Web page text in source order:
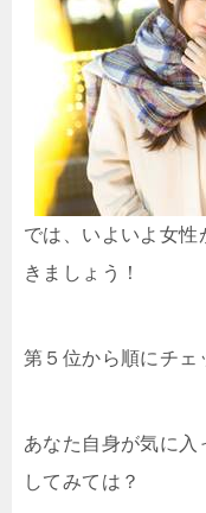
では、いよいよ女性
きましょう！
第５位から順にチェ
あなた自身が気に入
してみては？